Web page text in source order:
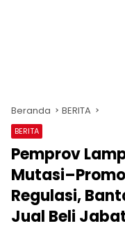
Beranda BERITA
BERITA
Pemprov
Regulasi,
Jual Beli